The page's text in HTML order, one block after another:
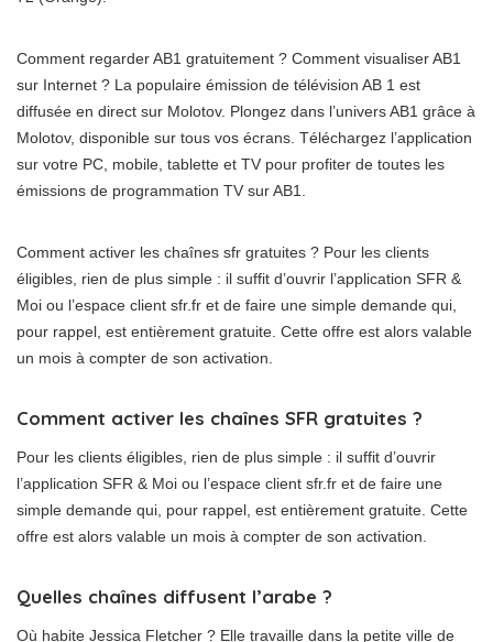
Comment regarder AB1 gratuitement ? Comment visualiser AB1
sur Internet ? La populaire émission de télévision AB 1 est
diffusée en direct sur Molotov. Plongez dans l’univers AB1 grâce à
Molotov, disponible sur tous vos écrans. Téléchargez l’application
sur votre PC, mobile, tablette et TV pour profiter de toutes les
émissions de programmation TV sur AB1.
Comment activer les chaînes sfr gratuites ? Pour les clients
éligibles, rien de plus simple : il suffit d’ouvrir l’application SFR &
Moi ou l’espace client sfr.fr et de faire une simple demande qui,
pour rappel, est entièrement gratuite. Cette offre est alors valable
un mois à compter de son activation.
Comment activer les chaînes SFR gratuites ?
Pour les clients éligibles, rien de plus simple : il suffit d’ouvrir
l’application SFR & Moi ou l’espace client sfr.fr et de faire une
simple demande qui, pour rappel, est entièrement gratuite. Cette
offre est alors valable un mois à compter de son activation.
Quelles chaînes diffusent l’arabe ?
Où habite Jessica Fletcher ? Elle travaille dans la petite ville de